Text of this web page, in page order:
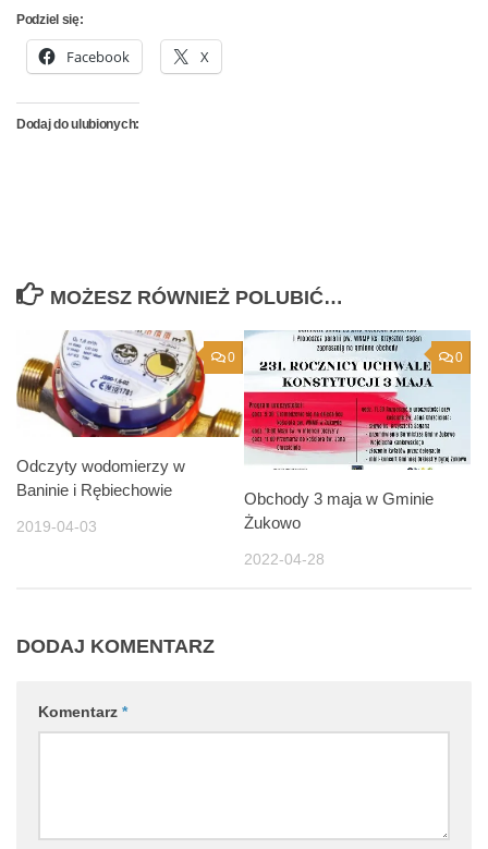
Podziel się:
Facebook X
Dodaj do ulubionych:
MOŻESZ RÓWNIEŻ POLUBIĆ…
0
Odczyty wodomierzy w
Baninie i Rębiechowie
2019-04-03
0
Obchody 3 maja w Gminie
Żukowo
2022-04-28
DODAJ KOMENTARZ
Komentarz *